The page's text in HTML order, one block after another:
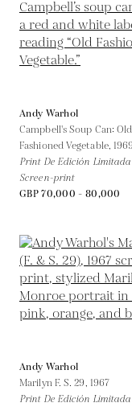
Andy Warhol
Campbell's Soup Can: Old
Fashioned Vegetable,1969
Print De Edición Limitada
Screen-print
GBP 70,000 - 80,000
Andy Warhol
Marilyn F. S. 29, 1967
Print De Edición Limitada